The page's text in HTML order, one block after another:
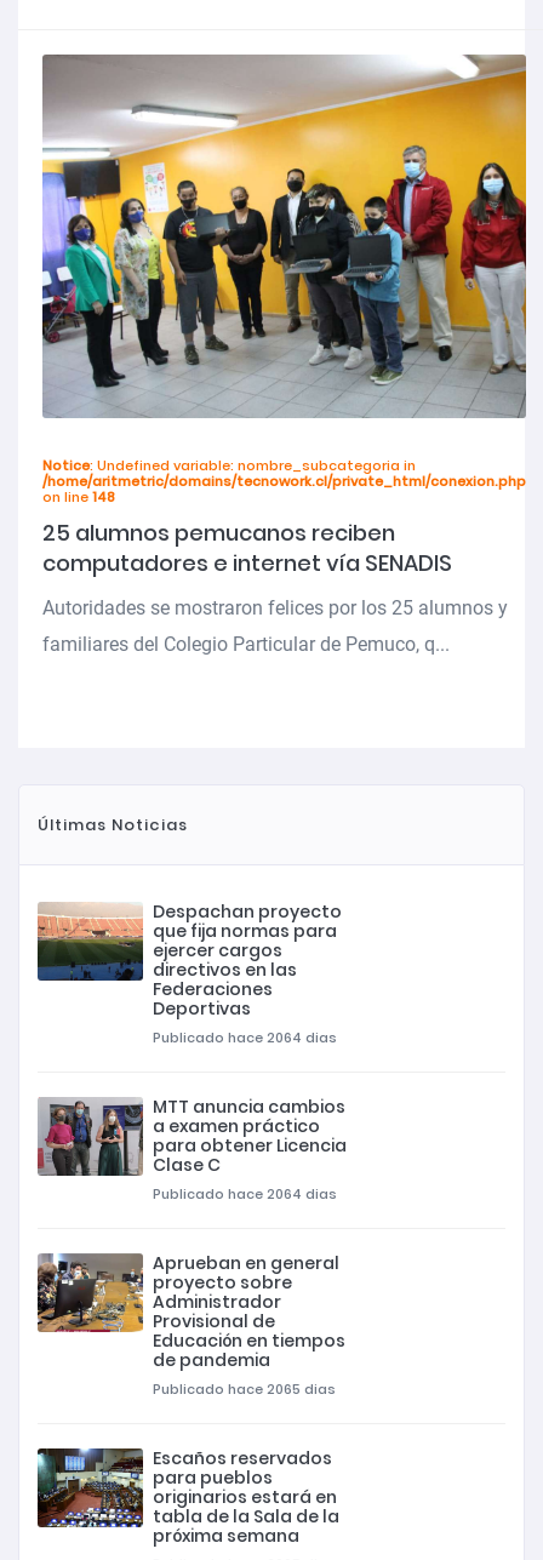
Notice: Undefined variable: nombre_subcategoria in
/home/aritmetric/domains/tecnowork.cl/private_html/conexion.php
on line148
25 alumnos pemucanos reciben
computadores e internet vía SENADIS
Autoridades se mostraron felices por los 25 alumnos y
familiares del Colegio Particular de Pemuco, q...
Últimas Noticias
Despachan proyecto
que fija normas para
ejercer cargos
directivos en las
Federaciones
Deportivas
Publicado hace 2064 dias
MTT anuncia cambios
a examen práctico
para obtener Licencia
Clase C
Publicado hace 2064 dias
Aprueban en general
proyecto sobre
Administrador
Provisional de
Educación en tiempos
de pandemia
Publicado hace 2065 dias
Escaños reservados
para pueblos
originarios estará en
tabla de la Sala de la
próxima semana